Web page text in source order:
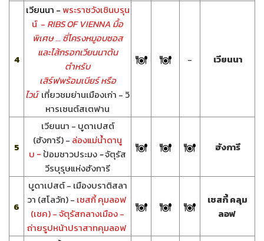
4
เวียนนา -พระราชวังเชินบรุน
น์ - RIBS OF VIENNA มื้อ
พิเศษ ... ซี่โครงหมูอบซอส
และไส้กรอกเวียนนาต้น
ตำหรับ
เสิร์ฟพร้อมเบียร์ หรือ
ไวน์เที่ยวชมย่านเมืองเก่า - วิ
หารเซนต์สเตฟาน
- เวียนนา
5
เวียนนา - บูดาเปสต์
(ฮังการี) - ล่องแม่น้ำดานู
บ - ป้อมชาวประมง-จัตุรัส
วีรบุรุษแห่งฮังการี
ฮังการี
6
บูดาเปสต์ - เมืองบราติสลา
วา (สโลวัก) - เชสกี้ คุมลอฟ
(เชค) - จัตุรัสกลางเมือง -
ถ่ายรูปหน้าปราสาทคุมลอฟ
เชสกี้ คลุม
ลอฟ